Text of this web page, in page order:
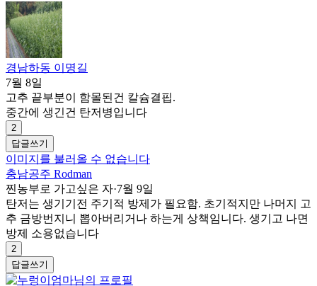
경남하동 이명길
7월 8일
고추 끝부분이 함몰된건 칼슘결핍.
중간에 생긴건 탄저병입니다
2
답글쓰기
이미지를 불러올 수 없습니다
충남공주 Rodman
찐농부로 가고싶은 자·7월 9일
탄저는 생기기전 주기적 방제가 필요함. 초기적지만 나머지 고
추 금방번지니 뽑아버리거나 하는게 상책임니다. 생기고 나면
방제 소용없습니다
2
답글쓰기